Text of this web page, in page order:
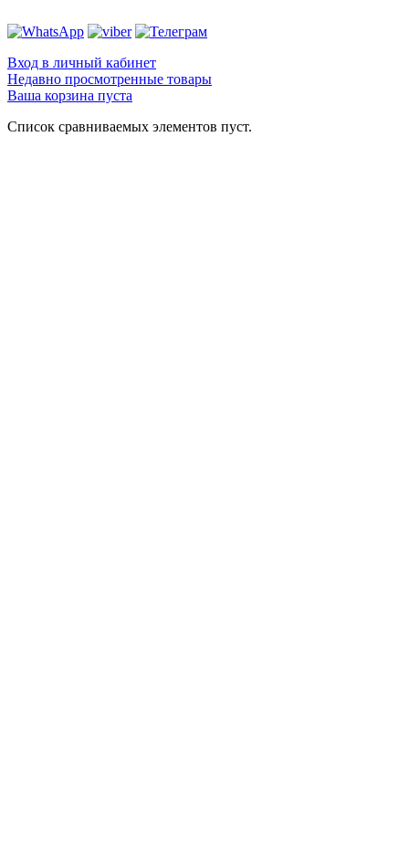
Вход в личный кабинет
Недавно просмотренные товары
Ваша корзина пуста
Список сравниваемых элементов пуст.